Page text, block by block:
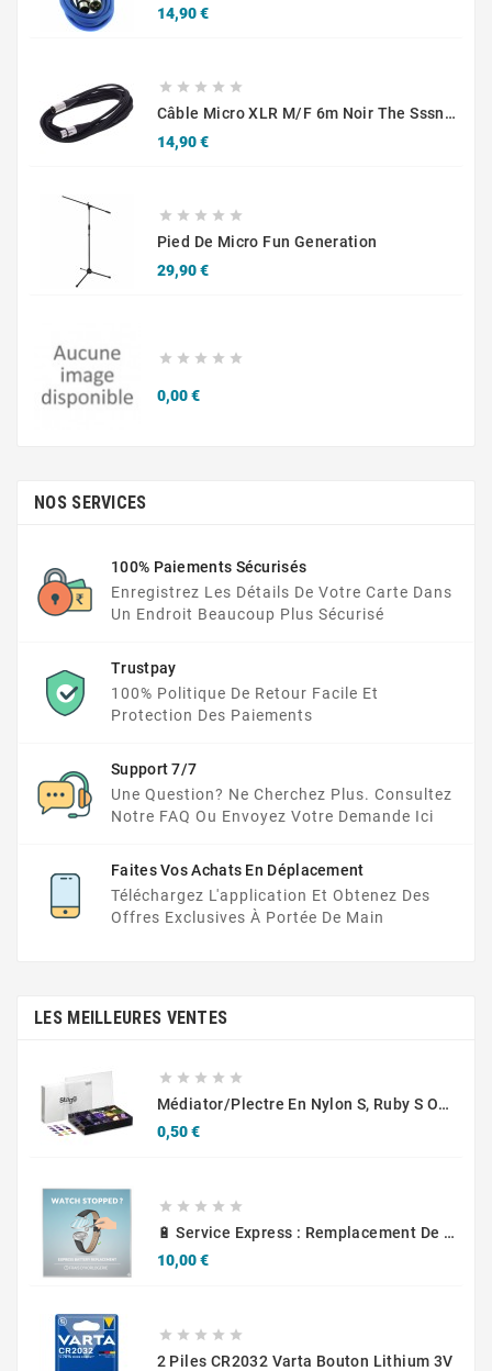
14,90 €Prix
    
Câble Micro XLR M/F 6m Noir The Sssnake SM6BK
14,90 €Prix
    
Pied De Micro Fun Generation
29,90 €Prix
    
0,00 €Prix
NOS SERVICES
100% Paiements Sécurisés
Enregistrez Les Détails De Votre Carte Dans
Un Endroit Beaucoup Plus Sécurisé
Trustpay
100% Politique De Retour Facile Et
Protection Des Paiements
Support 7/7
Une Question? Ne Cherchez Plus. Consultez
Notre FAQ Ou Envoyez Votre Demande Ici
Faites Vos Achats En Déplacement
Téléchargez L'application Et Obtenez Des
Offres Exclusives À Portée De Main
LES MEILLEURES VENTES
    
Médiator/plectre En Nylon S, Ruby S Ou Touch L - STAGG PBOX10
0,50 €Prix
    
🔋 Service Express : Remplacement De Piles D'Horlogerie
10,00 €Prix
    
2 Piles CR2032 Varta Bouton Lithium 3V